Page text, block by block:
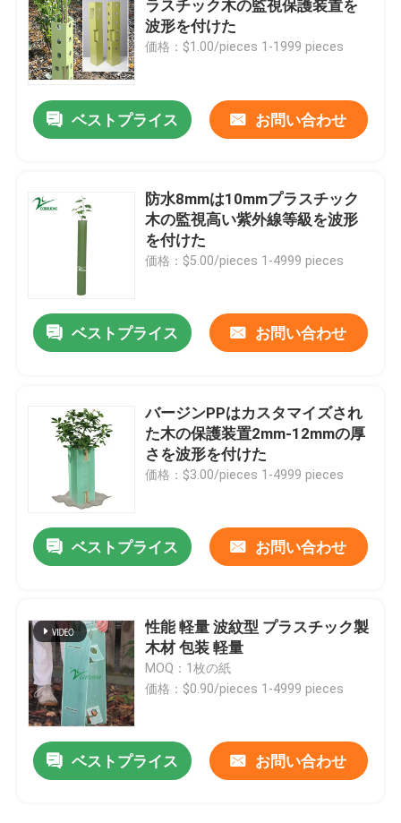
PPの蜜蜂の巣シート
PPの蜜蜂の巣のパネル
ラスチック木の監視保護装置を
波形を付けた
価格：$1.00/pieces 1-1999 pieces
ベストプライス お問い合わせ
防水8mmは10mmプラスチック
木の監視高い紫外線等級を波形
を付けた
価格：$5.00/pieces 1-4999 pieces
ベストプライス お問い合わせ
バージンPPはカスタマイズされ
た木の保護装置2mm-12mmの厚
さを波形を付けた
価格：$3.00/pieces 1-4999 pieces
ベストプライス お問い合わせ
性能 軽量 波紋型 プラスチック製
木材 包装 軽量
MOQ：1枚の紙
価格：$0.90/pieces 1-4999 pieces
ベストプライス お問い合わせ